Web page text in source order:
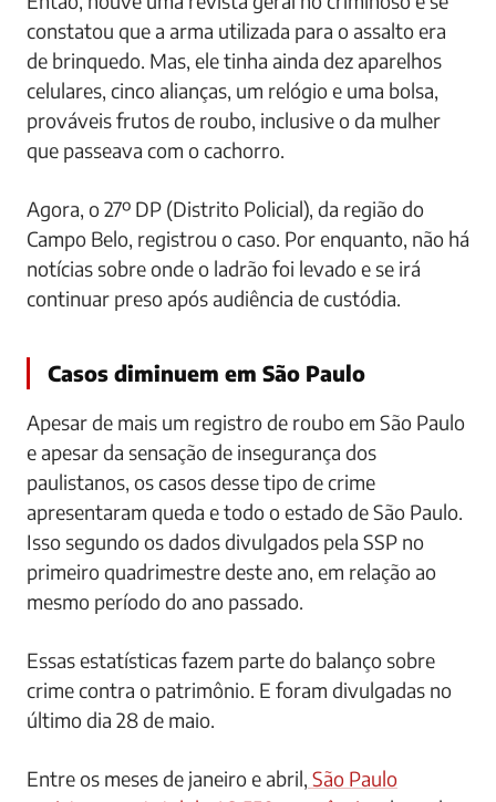
constatou que a arma utilizada para o assalto era
de brinquedo. Mas, ele tinha ainda dez aparelhos
celulares, cinco alianças, um relógio e uma bolsa,
prováveis frutos de roubo, inclusive o da mulher
que passeava com o cachorro.
Agora, o 27º DP (Distrito Policial), da região do
Campo Belo, registrou o caso. Por enquanto, não há
notícias sobre onde o ladrão foi levado e se irá
continuar preso após audiência de custódia.
Casos diminuem em São Paulo
Apesar de mais um registro de roubo em São Paulo
e apesar da sensação de insegurança dos
paulistanos, os casos desse tipo de crime
apresentaram queda e todo o estado de São Paulo.
Isso segundo os dados divulgados pela SSP no
primeiro quadrimestre deste ano, em relação ao
mesmo período do ano passado.
Essas estatísticas fazem parte do balanço sobre
crime contra o patrimônio. E foram divulgadas no
último dia 28 de maio.
Entre os meses de janeiro e abril, São Paulo